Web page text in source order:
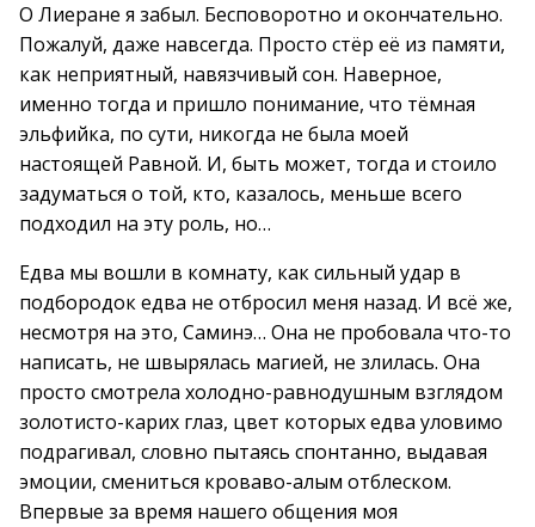
О Лиеране я забыл. Бесповоротно и окончательно.
Пожалуй, даже навсегда. Просто стёр её из памяти,
как неприятный, навязчивый сон. Наверное,
именно тогда и пришло понимание, что тёмная
эльфийка, по сути, никогда не была моей
настоящей Равной. И, быть может, тогда и стоило
задуматься о той, кто, казалось, меньше всего
подходил на эту роль, но…
Едва мы вошли в комнату, как сильный удар в
подбородок едва не отбросил меня назад. И всё же,
несмотря на это, Саминэ… Она не пробовала что-то
написать, не швырялась магией, не злилась. Она
просто смотрела холодно-равнодушным взглядом
золотисто-карих глаз, цвет которых едва уловимо
подрагивал, словно пытаясь спонтанно, выдавая
эмоции, смениться кроваво-алым отблеском.
Впервые за время нашего общения моя